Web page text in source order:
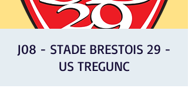
J08 - STADE BRESTOIS 29 -
US TREGUNC